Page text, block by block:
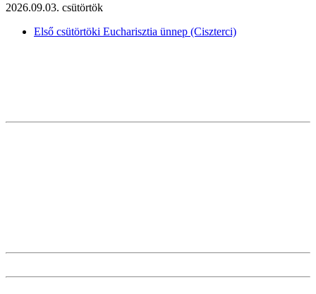
2026.09.03. csütörtök
Első csütörtöki Eucharisztia ünnep (Ciszterci)